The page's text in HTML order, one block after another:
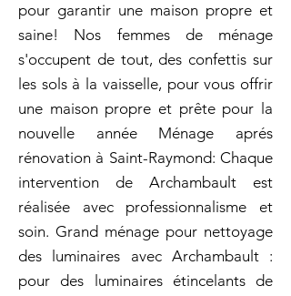
pour garantir une maison propre et
saine! Nos femmes de ménage
s'occupent de tout, des confettis sur
les sols à la vaisselle, pour vous offrir
une maison propre et prête pour la
nouvelle année Ménage aprés
rénovation à Saint-Raymond: Chaque
intervention de Archambault est
réalisée avec professionnalisme et
soin. Grand ménage pour nettoyage
des luminaires avec Archambault :
pour des luminaires étincelants de